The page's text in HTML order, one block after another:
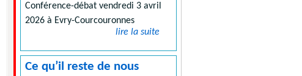
Conférence-débat vendredi 3 avril
2026 à Evry-Courcouronnes
lire la suite
Ce qu’il reste de nous